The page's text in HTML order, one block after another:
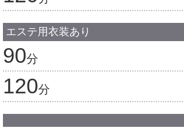
エステ用衣装あり
90分
120分